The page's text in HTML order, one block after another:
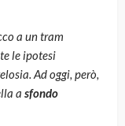
a un tram
le ipotesi
Ad oggi, però,
a sfondo